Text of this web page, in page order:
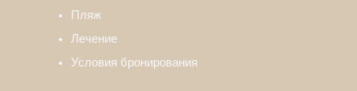
Пляж
Лечение
Условия бронирования